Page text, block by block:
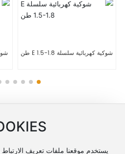
شوكية كهربائية سلسلة E 1.5-1.8 طن
يستخدم موقعنا ملفات تعريف